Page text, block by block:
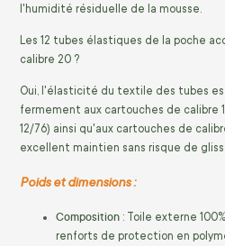
l'humidité résiduelle de la mousse.
Les 12 tubes élastiques de la poche
calibre 20 ?
Oui, l'élasticité du textile des tubes
fermement aux cartouches de calibre
12/76) ainsi qu'aux cartouches de
excellent maintien sans risque de
Poids et dimensions :
Composition : Toile externe
renforts de protection en